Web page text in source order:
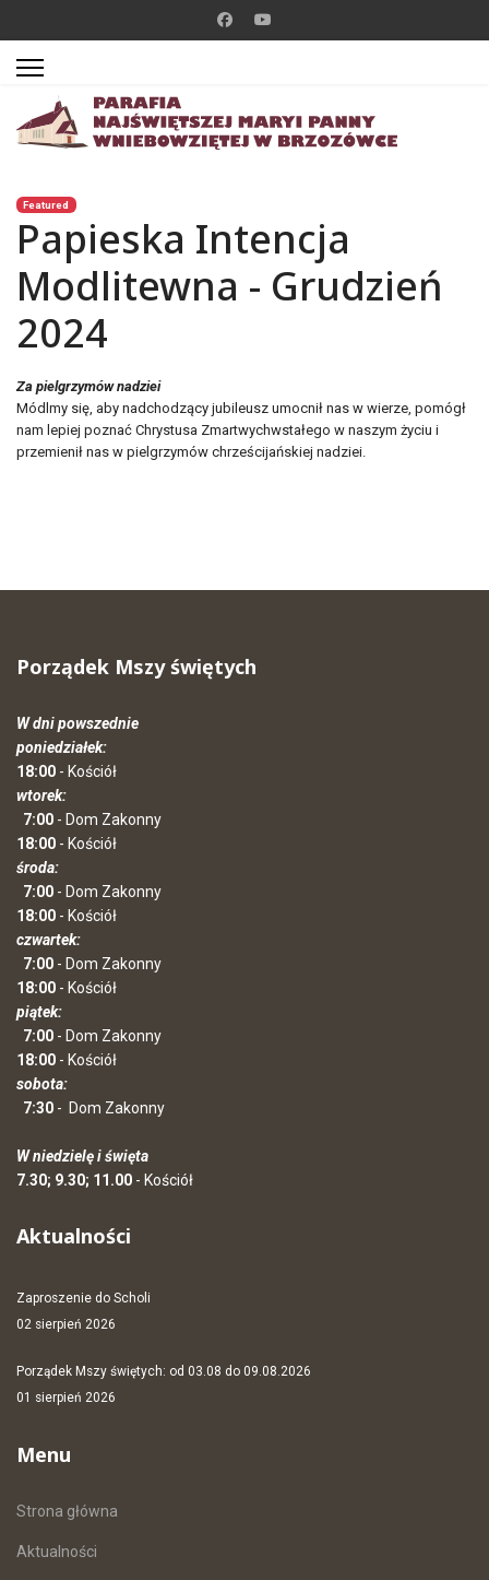
Featured
Papieska Intencja
Modlitewna - Grudzień
2024
Za pielgrzymów nadziei
Módlmy się, aby nadchodzący jubileusz umocnił nas w wierze, pomógł
nam lepiej poznać Chrystusa Zmartwychwstałego w naszym życiu i
przemienił nas w pielgrzymów chrześcijańskiej nadziei.
Porządek Mszy świętych
W dni powszednie
poniedziałek:
18:00 - Kościół
wtorek:
7:00 - Dom Zakonny
18:00 - Kościół
środa:
7:00 - Dom Zakonny
18:00 - Kościół
czwartek:
7:00 - Dom Zakonny
18:00 - Kościół
piątek:
7:00 - Dom Zakonny
18:00 - Kościół
sobota:
7:30 - Dom Zakonny
W niedzielę i święta
7.30; 9.30; 11.00 - Kościół
Aktualności
Zaproszenie do Scholi
02 sierpień 2026
Porządek Mszy świętych: od 03.08 do 09.08.2026
01 sierpień 2026
Menu
Strona główna
Aktualności